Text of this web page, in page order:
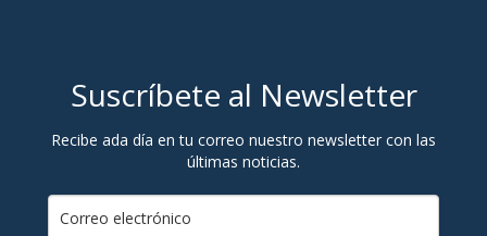
Suscríbete al Newsletter
Recibe ada día en tu correo nuestro newsletter con las
últimas noticias.